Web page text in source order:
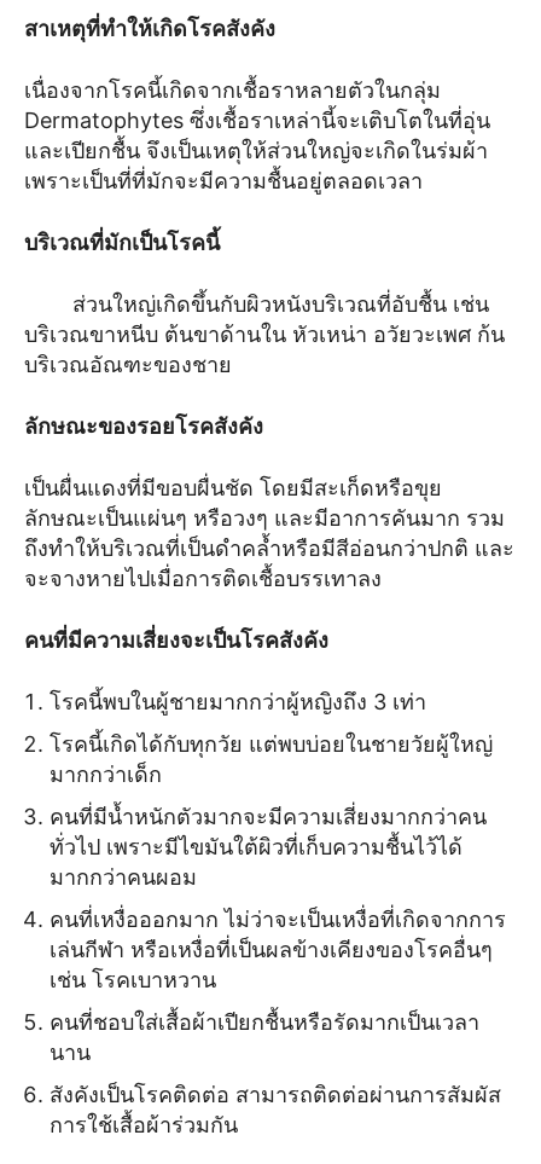
สาเหตุที่ทำให้เกิดโรคสังคัง
เนื่องจากโรคนี้เกิดจากเชื้อราหลายตัวในกลุ่ม
Dermatophytes ซึ่งเชื้อราเหล่านี้จะเติบโตในที่อุ่น
และเปียกชื้น จึงเป็นเหตุให้ส่วนใหญ่จะเกิดในร่มผ้า
เพราะเป็นที่ที่มักจะมีความชื้นอยู่ตลอดเวลา
บริเวณที่มักเป็นโรคนี้
ส่วนใหญ่เกิดขึ้นกับผิวหนังบริเวณที่อับชื้น เช่น
บริเวณขาหนีบ ต้นขาด้านใน หัวเหน่า อวัยวะเพศ ก้น
บริเวณอัณฑะของชาย
ลักษณะของรอยโรคสังคัง
เป็นผื่นแดงที่มีขอบผื่นชัด โดยมีสะเก็ดหรือขุย
ลักษณะเป็นแผ่นๆ หรือวงๆ และมีอาการคันมาก รวม
ถึงทำให้บริเวณที่เป็นดำคล้ำหรือมีสีอ่อนกว่าปกติ และ
จะจางหายไปเมื่อการติดเชื้อบรรเทาลง
คนที่มีความเสี่ยงจะเป็นโรคสังคัง
โรคนี้พบในผู้ชายมากกว่าผู้หญิงถึง 3 เท่า
โรคนี้เกิดได้กับทุกวัย แต่พบบ่อยในชายวัยผู้ใหญ่
มากกว่าเด็ก
คนที่มีน้ำหนักตัวมากจะมีความเสี่ยงมากกว่าคน
ทั่วไป เพราะมีไขมันใต้ผิวที่เก็บความชื้นไว้ได้
มากกว่าคนผอม
คนที่เหงื่อออกมาก ไม่ว่าจะเป็นเหงื่อที่เกิดจากการ
เล่นกีฬา หรือเหงื่อที่เป็นผลข้างเคียงของโรคอื่นๆ
เช่น โรคเบาหวาน
คนที่ชอบใส่เสื้อผ้าเปียกชื้นหรือรัดมากเป็นเวลา
นาน
สังคังเป็นโรคติดต่อ สามารถติดต่อผ่านการสัมผัส
การใช้เสื้อผ้าร่วมกัน